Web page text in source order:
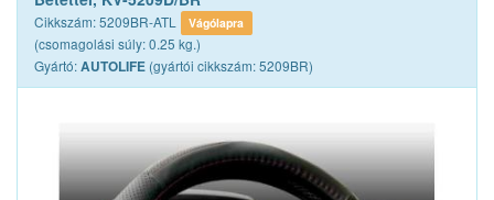
Cikkszám: 5209BR-ATL Vágólapra
(csomagolási súly: 0.25 kg.)
Gyártó:AUTOLIFE (gyártói cikkszám: 5209BR)